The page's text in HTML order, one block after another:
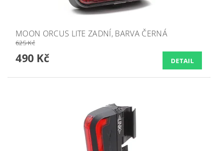
MOON ORCUS LITE ZADNÍ, BARVA ČERNÁ
625 Kč
490 Kč DETAIL